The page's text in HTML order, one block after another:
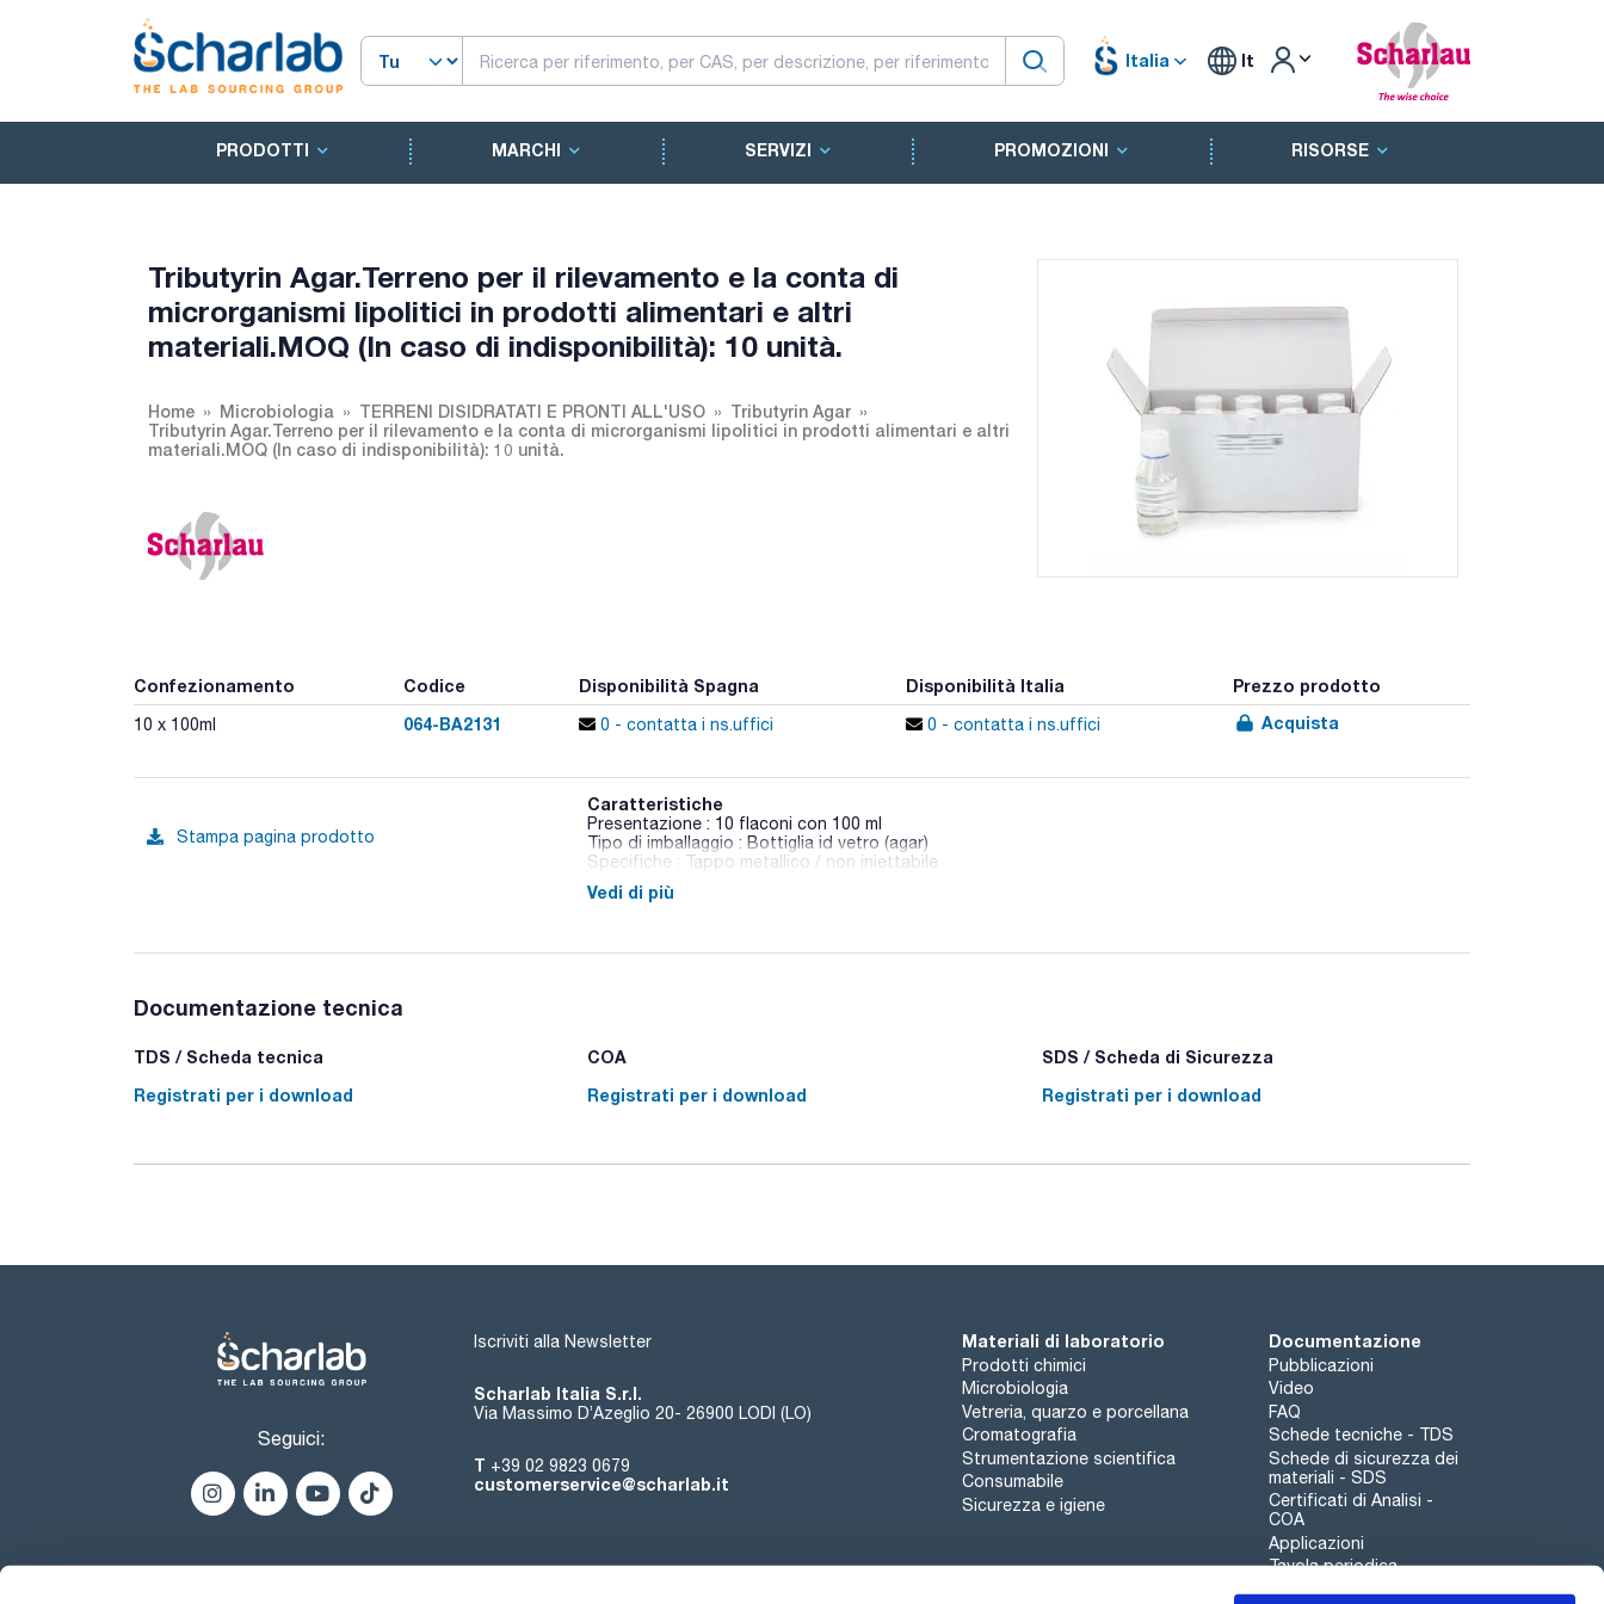
Italia It
PRODOTTI MARCHI SERVIZI PROMOZIONI RISORSE
Tributyrin Agar.Terreno per il rilevamento e la conta di
microrganismi lipolitici in prodotti alimentari e altri
materiali.MOQ (In caso di indisponibilità): 10 unità.
Home Microbiologia TERRENI DISIDRATATI E PRONTI ALL'USO
Tributyrin Agar
Tributyrin Agar.Terreno per il rilevamento e la conta di microrganismi lipolitici in prodotti alimentari e altri
materiali.MOQ (In caso di indisponibilità): 10 unità.
Confezionamento Codice Disponibilità Spagna Disponibilità Italia Prezzo prodotto
10 x 100ml 064-BA2131 0 - contatta i ns.uffici 0 - contatta i ns.uffici Acquista
Stampa pagina prodotto
Caratteristiche
Presentazione : 10 flaconi con 100 ml
Tipo di imballaggio : Bottiglia id vetro (agar)
Specifiche : Tappo metallico / non iniettabile
064-BA2131
Vedi di più
Documentazione tecnica
TDS / Scheda tecnica
Registrati per i download
COA
Registrati per i download
SDS / Scheda di Sicurezza
Registrati per i download
Seguici:
Iscriviti alla Newsletter
Scharlab Italia S.r.l.
Via Massimo D’Azeglio 20- 26900 LODI (LO)
T +39 02 9823 0679
customerservice@scharlab.it
Materiali di laboratorio
Prodotti chimici
Microbiologia
Vetreria, quarzo e porcellana
Cromatografia
Strumentazione scientifica
Consumabile
Sicurezza e igiene
Documentazione
Pubblicazioni
Video
FAQ
Schede tecniche - TDS
Schede di sicurezza dei
materiali - SDS
Certificati di Analisi -
COA
Applicazioni
Tavola periodica